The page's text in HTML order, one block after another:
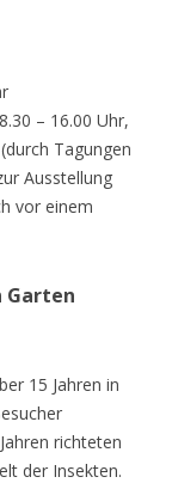
– 16.00 Uhr,
Tagungen
Ausstellung
vor einem
15 Jahren in
richteten
der Insekten.